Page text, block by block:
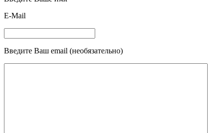
E-Mail
Введите Ваш email (необязательно)